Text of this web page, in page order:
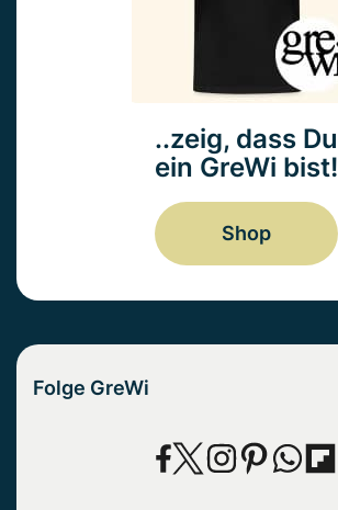
..zeig, dass Du
ein GreWi bist!
Shop
Folge GreWi